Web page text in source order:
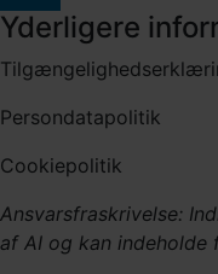
Yderligere
Persondatapolitik
Cookiepolitik
Ansvarsfraskrivelse:
af AI og kan indeholde